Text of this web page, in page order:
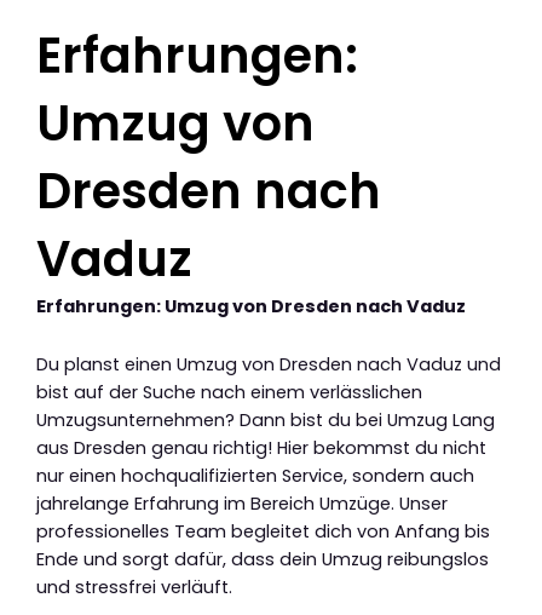
Erfahrungen:
Umzug von
Dresden nach
Vaduz
Erfahrungen: Umzug von Dresden nach Vaduz
Du planst einen Umzug von Dresden nach Vaduz und
bist auf der Suche nach einem verlässlichen
Umzugsunternehmen? Dann bist du bei Umzug Lang
aus Dresden genau richtig! Hier bekommst du nicht
nur einen hochqualifizierten Service, sondern auch
jahrelange Erfahrung im Bereich Umzüge. Unser
professionelles Team begleitet dich von Anfang bis
Ende und sorgt dafür, dass dein Umzug reibungslos
und stressfrei verläuft.